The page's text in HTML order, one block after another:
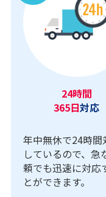
24時間
365日対応
年中無休で24時間
しているので、急
頼でも迅速に対応
とができます。